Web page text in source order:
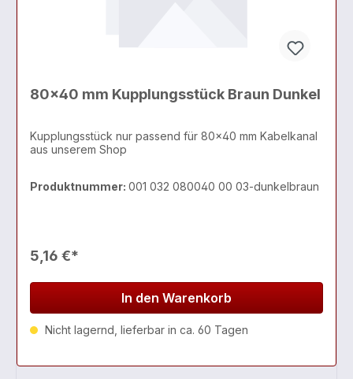
80x40 mm Kupplungsstück Braun Dunkel
Kupplungsstück nur passend für 80x40 mm Kabelkanal
aus unserem Shop
Produktnummer: 001 032 080040 00 03-dunkelbraun
5,16 €*
In den Warenkorb
Nicht lagernd, lieferbar in ca. 60 Tagen